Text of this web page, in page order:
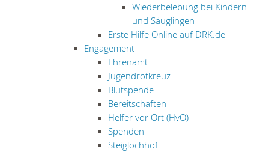
Wiederbelebung bei Kindern
und Säuglingen
Erste Hilfe Online auf DRK.de
Engagement
Ehrenamt
Jugendrotkreuz
Blutspende
Bereitschaften
Helfer vor Ort (HvO)
Spenden
Steiglochhof